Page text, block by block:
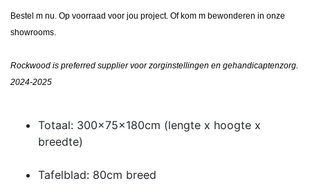
Bestel m nu. Op voorraad voor jou project. Of kom m bewonderen in onze
showrooms.
Rockwood is preferred supplier voor zorginstellingen en gehandicaptenzorg.
2024-2025
Totaal: 300x75x180cm (lengte x hoogte x
breedte)
Tafelblad: 80cm breed